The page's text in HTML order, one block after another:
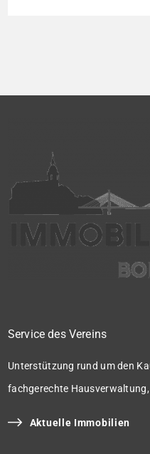
Service des Vereins
Unterstützung rund um den
fachgerechte
Aktuelle Immobilien